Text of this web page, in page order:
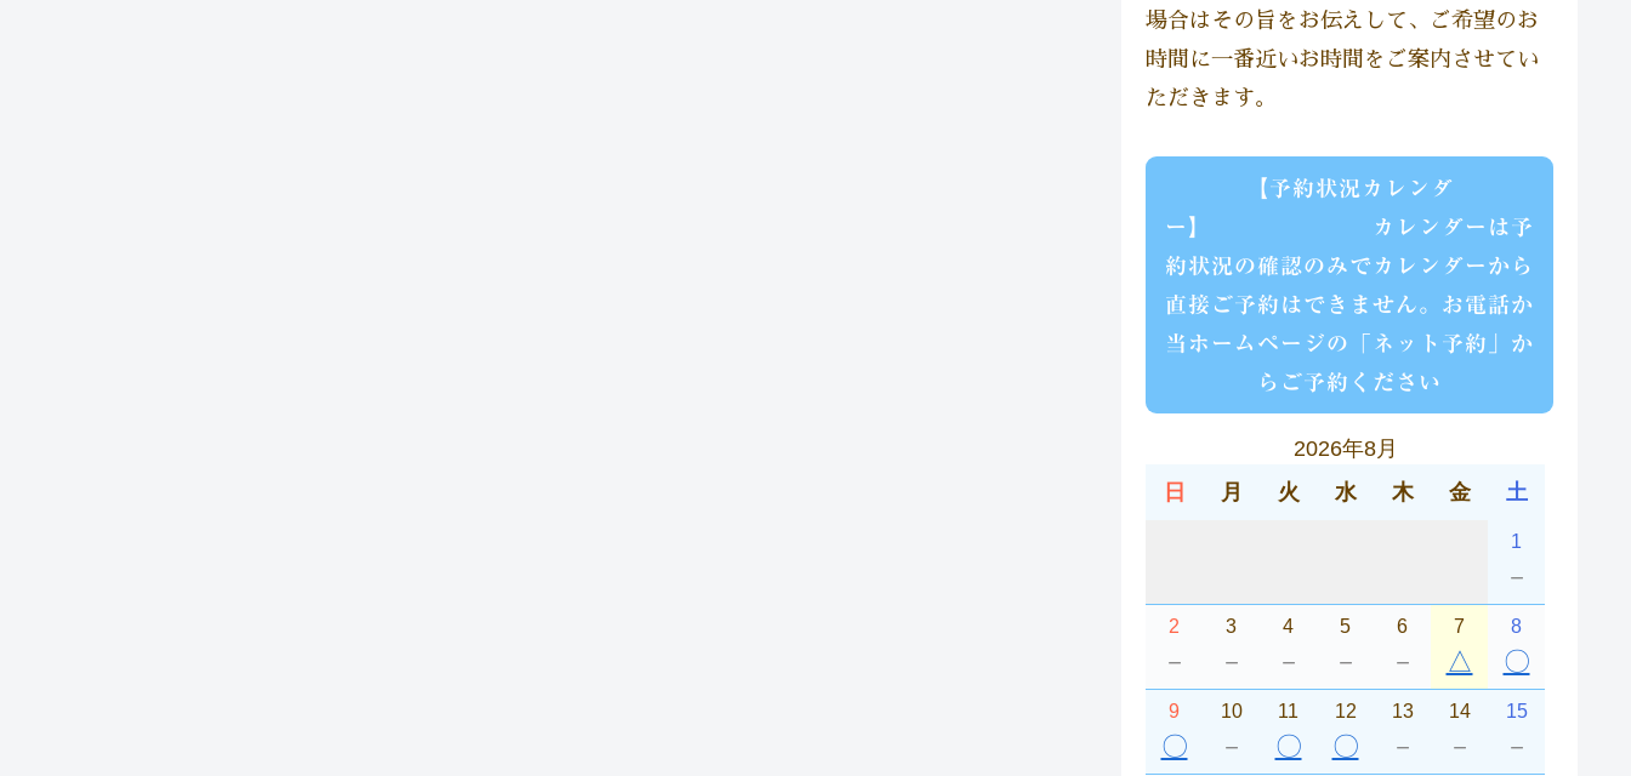
場合はその旨をお伝えして、ご希望のお
時間に一番近いお時間をご案内させてい
ただきます。
【予約状況カレンダ
ー】 カレンダーは予
約状況の確認のみでカレンダーから
直接ご予約はできません。お電話か
当ホームページの「ネット予約」か
らご予約ください
2026年8月
日
月 火 水 木 金 土
1
－
2
－
3
－
4
－
5
－
6
－
7
△
8
〇
9
〇
10
－
11
〇
12
〇
13
－
14
－
15
－